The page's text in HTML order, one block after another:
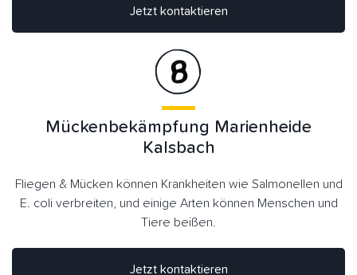
Jetzt kontaktieren
Jetzt kontaktieren
Mückenbekämpfung Marienheide
Kalsbach
Fliegen & Mücken können Krankheiten wie Salmonellen und
E. coli verbreiten, und einige Arten können Menschen und
Tiere beißen.